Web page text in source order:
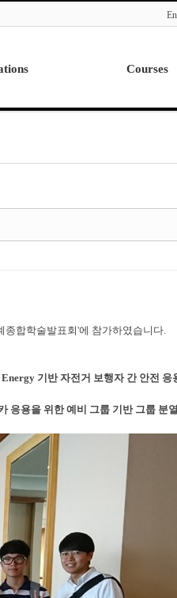
Courses
종합학술발표회'에 참가하였습니다.
기반 자전거 보행자 간 안전 응
응용을 위한 예비 그룹 기반 그룹 분